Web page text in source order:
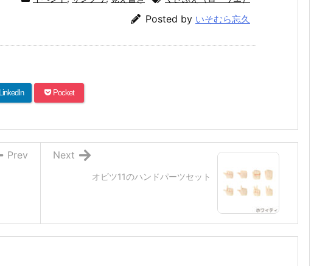
Posted by いそむら忘久
LinkedIn Pocket
オビツ11のハンドパーツセット
Next
Prev